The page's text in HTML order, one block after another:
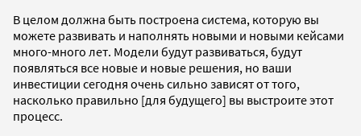
В целом должна быть построена система, которую вы
можете развивать и наполнять новыми и новыми кейсами
много-много лет. Модели будут развиваться, будут
появляться все новые и новые решения, но ваши
инвестиции сегодня очень сильно зависят от того,
насколько правильно [для будущего] вы выстроите этот
процесс.